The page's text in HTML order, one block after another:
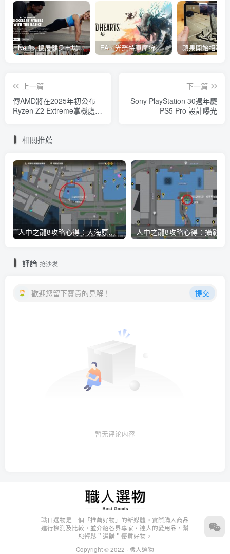
Netflix 擴展健身市場 與 Nike 合作推出《Nike Training Club》系列健身影片 EA、光榮特庫摩狩獵冒險遊戲《WILD HEARTS》公布「強大化獸」宣傳影片
上一篇
傳AMD將在2025年初公布
Ryzen Z2 Extreme掌機處理
下一篇
Sony PlayStation 30週年慶
PS5 Pro 設計曝光
相關推薦
人中之龍8攻略心得：大海原證照學校21張證照必勝法 全考題200題答案整理
評論 抢沙发
歡迎您留下寶貴的見解！ 提交
暂无评论内容
職日選物是一個「推薦好物」的新媒體。實際購入商品
進行檢測及比較，並介紹各界專家・達人的愛用品，幫
您輕鬆＂選購＂優質好物。
Copyright © 2022 · 職人選物